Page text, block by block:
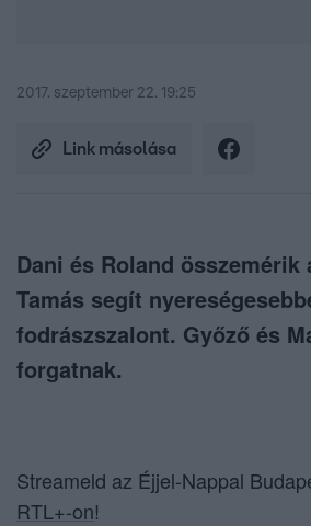
2017. szeptember 22. 19:25
Link másolása
Dani és Roland összemérik
Tamás segít
fodrászszalont. Győző és
forgatnak.
Streameld az Éjjel-Nappal
RTL+-on!